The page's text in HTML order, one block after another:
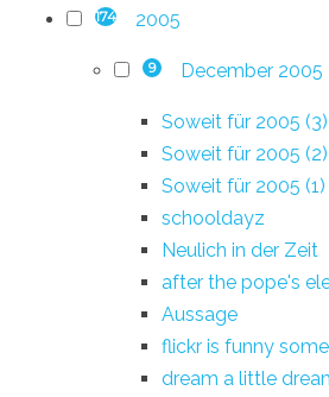
174 2005
9 December 2005
Soweit für 2005 (3)
Soweit für 2005 (2)
Soweit für 2005 (1)
schooldayz
Neulich in der Zeit
after the pope's
Aussage
flickr is funny
dream a little